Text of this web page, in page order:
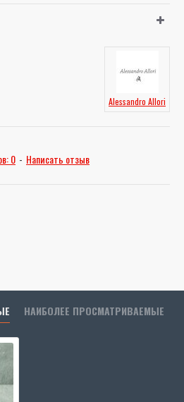
Alessandro Allori
0 - Написать отзыв
НАИБОЛЕЕ ПРОСМАТРИВАЕМЫЕ